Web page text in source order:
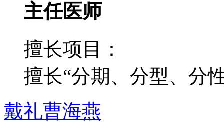
主任医师
擅长项目：
擅长“分期、分型、分
戴礼曹海燕